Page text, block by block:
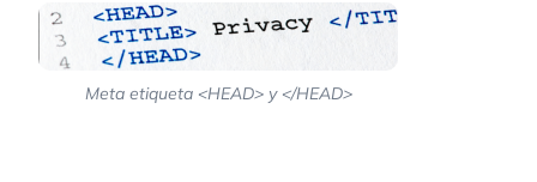
Meta etiqueta <HEAD> y </HEAD>